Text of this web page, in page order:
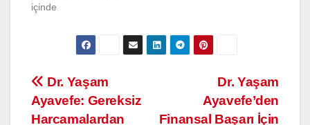
içinde
Yazı
gezinmesi
Dr. Yaşam
Ayavefe’den
Finansal Başarı İçin
Dr. Yaşam
Ayavefe: Gereksiz
Harcamalardan